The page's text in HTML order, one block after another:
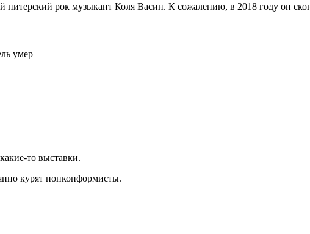
рок музыкант Коля Васин. К сожалению, в 2018 году он
умер
то выставки.
курят нонконформисты.